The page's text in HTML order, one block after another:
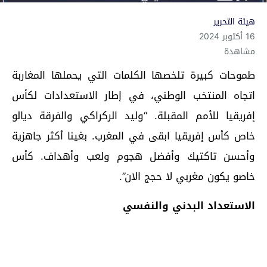
هيئة التحرير
16 أكتوبر 2024
مشاهدة
طموحات كبيرة تلخصها الكلمات التي يحملها المغاربة
اتجاه المنتخب الوطني، في إطار الاستعدادات لكأس
إفريقيا للأمم المقبلة. “وليد الركراكي والفرقة ديالو
خاص كأس إفريقيا ابقى في المغرب. بغينا أكثر جاهزية
وأحسن تاكتيك وأفضل هجوم ولعب وأهداف. كأس
خاصو يكون مغربي لا حجج الان”.
الاستعداد البدني والنفسي